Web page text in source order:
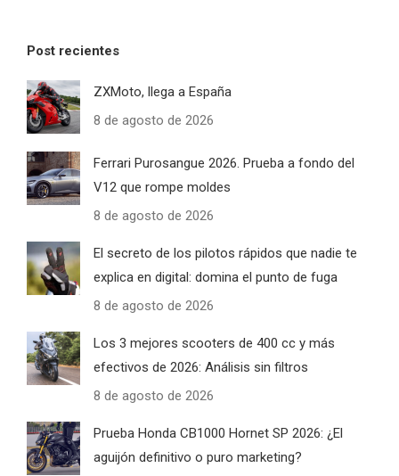
Post recientes
ZXMoto, llega a España
8 de agosto de 2026
Ferrari Purosangue 2026. Prueba a fondo del
V12 que rompe moldes
8 de agosto de 2026
El secreto de los pilotos rápidos que nadie te
explica en digital: domina el punto de fuga
8 de agosto de 2026
Los 3 mejores scooters de 400 cc y más
efectivos de 2026: Análisis sin filtros
8 de agosto de 2026
Prueba Honda CB1000 Hornet SP 2026: ¿El
aguijón definitivo o puro marketing?